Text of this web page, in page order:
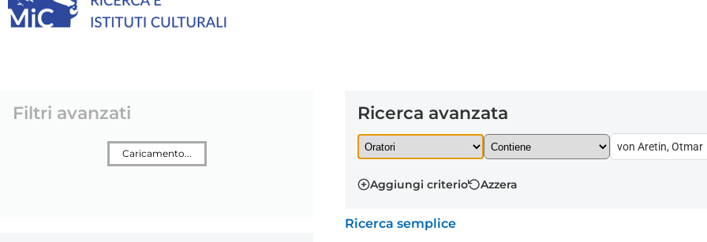
Filtri avanzati
Caricamento...
Ricerca avanzata
Aggiungi criterio Azzera
Ricerca semplice